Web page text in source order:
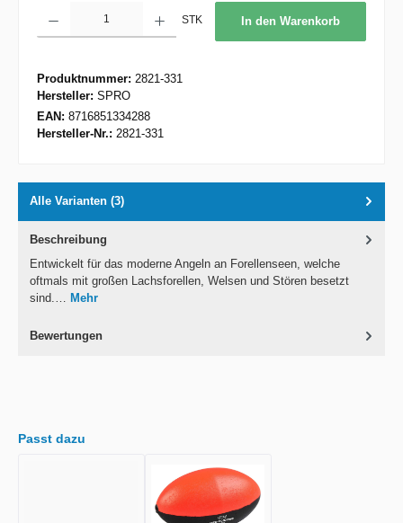
STK In den Warenkorb
Produktnummer: 2821-331
Hersteller: SPRO
EAN: 8716851334288
Hersteller-Nr.: 2821-331
Alle Varianten (3)
Beschreibung
Entwickelt für das moderne Angeln an Forellenseen, welche
oftmals mit großen Lachsforellen, Welsen und Stören besetzt
sind.… Mehr
Bewertungen
Passt dazu